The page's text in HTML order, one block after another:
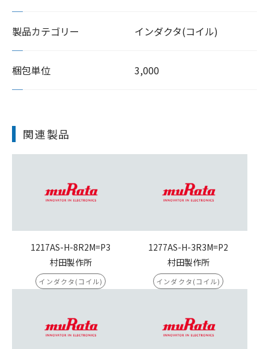
製品カテゴリー インダクタ(コイル)
梱包単位 3,000
関連製品
1217AS-H-8R2M=P3
村田製作所
インダクタ(コイル)
1277AS-H-3R3M=P2
村田製作所
インダクタ(コイル)